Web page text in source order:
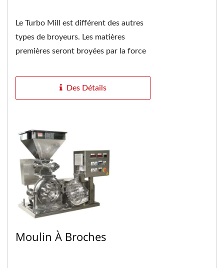
Le Turbo Mill est différent des autres
types de broyeurs. Les matières
premières seront broyées par la force
vortex...
Des Détails
Moulin À Broches